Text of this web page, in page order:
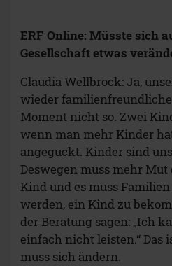
ERF Online: Müsste sich
Gesellschaft etwas
Claudia Wellbrock: Ja,
wieder
Moment nicht so. Zwei
wenn man mehr Kinder
angeguckt. Kinder sind
Deswegen muss mehr
Kind und es muss
werden, ein Kind zu
der Beratung sagen: „Ich
einfach nicht leisten.“ Das
muss sich ändern.